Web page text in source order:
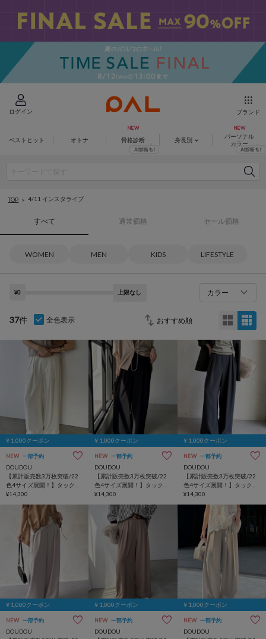
ログイン ブランド
ベストヒット オトナ 骨格診断 身長別
パーソナル
カラー
TOP 4/11 インスタライブ
すべて 通常価格 セール価格
WOMEN MEN KIDS LIFESTYLE
¥0 上限なし カラー
37件 全色表示
￥1,000クーポン
NEW 一部予約
DOUDOU
【累計販売数3万枚突破/22
色4サイズ展開！】タックワ
イドパンツ
¥14,300
￥1,000クーポン
NEW 一部予約
DOUDOU
【累計販売数3万枚突破/22
色4サイズ展開！】タックワ
イドパンツ
¥14,300
￥1,000クーポン
NEW 一部予約
DOUDOU
【累計販売数3万枚突破/22
色4サイズ展開！】タックワ
イドパンツ
¥14,300
￥1,000クーポン
NEW 一部予約
DOUDOU
￥1,000クーポン
NEW 一部予約
DOUDOU
￥1,000クーポン
NEW 一部予約
DOUDOU